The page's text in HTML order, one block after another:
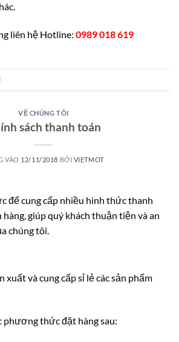
liên hệ Hotline: 0989 018 619
VỀ CHÚNG TÔI
sách thanh toán
VÀO 12/11/2018 BỞI VIETMOT
để cung cấp nhiều hình thức thanh
giúp quý khách thuận tiện và an
chúng tôi.
xuất và cung cấp sỉ lẻ các sản phẩm
phương thức đặt hàng sau: